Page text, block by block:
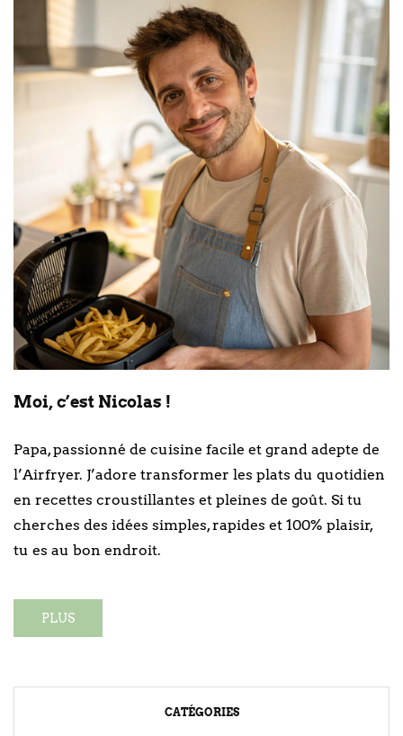
Moi, c’est Nicolas !
Papa, passionné de cuisine facile et grand adepte de
l’Airfryer. J’adore transformer les plats du quotidien
en recettes croustillantes et pleines de goût. Si tu
cherches des idées simples, rapides et 100% plaisir,
tu es au bon endroit.
PLUS
CATÉGORIES